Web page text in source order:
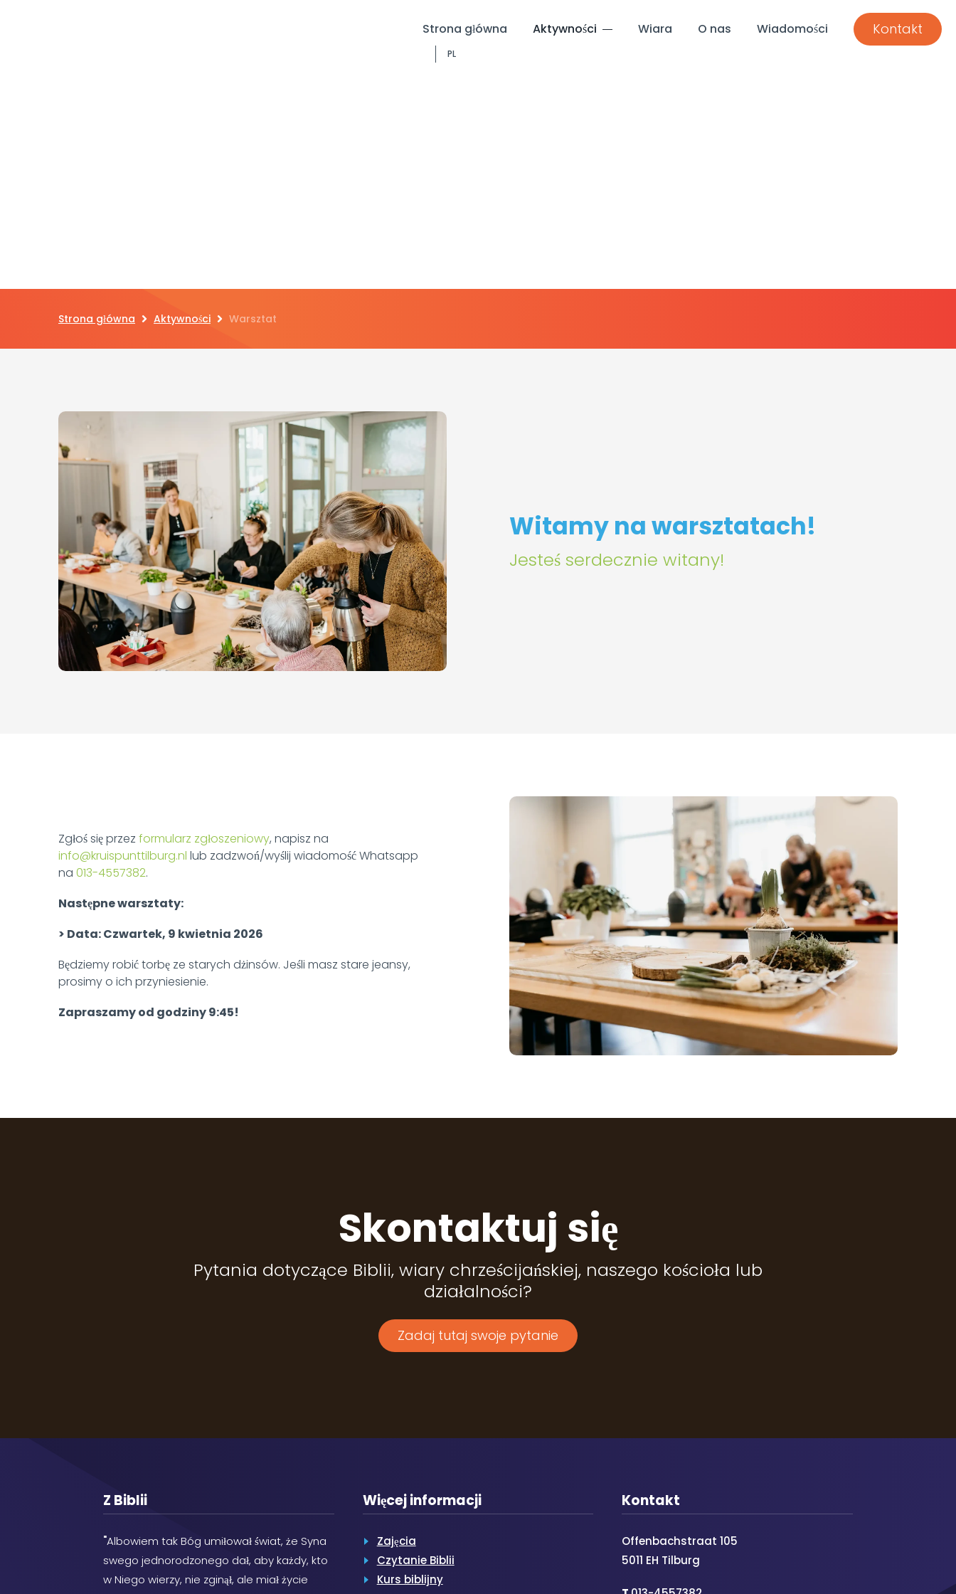
Strona główna Aktywności Wiara O nas Wiadomości Kontakt
PL
Strona główna Aktywności Warsztat
Witamy na warsztatach!
Jesteś serdecznie witany!
Zgłoś się przez formularz zgłoszeniowy, napisz na
info@kruispunttilburg.nl lub zadzwoń/wyślij wiadomość Whatsapp
na 013-4557382.
Następne warsztaty:
> Data: Czwartek, 9 kwietnia 2026
Będziemy robić torbę ze starych dżinsów. Jeśli masz stare jeansy,
prosimy o ich przyniesienie.
Zapraszamy od godziny 9:45!
Skontaktuj się
Pytania dotyczące Biblii, wiary chrześcijańskiej, naszego kościoła lub
działalności?
Zadaj tutaj swoje pytanie
Z Biblii
"Albowiem tak Bóg umiłował świat, że Syna
swego jednorodzonego dał, aby każdy, kto
w Niego wierzy, nie zginął, ale miał życie
Więcej informacji
Zajęcia
Czytanie Biblii
Kurs biblijny
Kontakt
Offenbachstraat 105
5011 EH Tilburg